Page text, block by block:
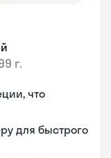
г.
что
для быстрого